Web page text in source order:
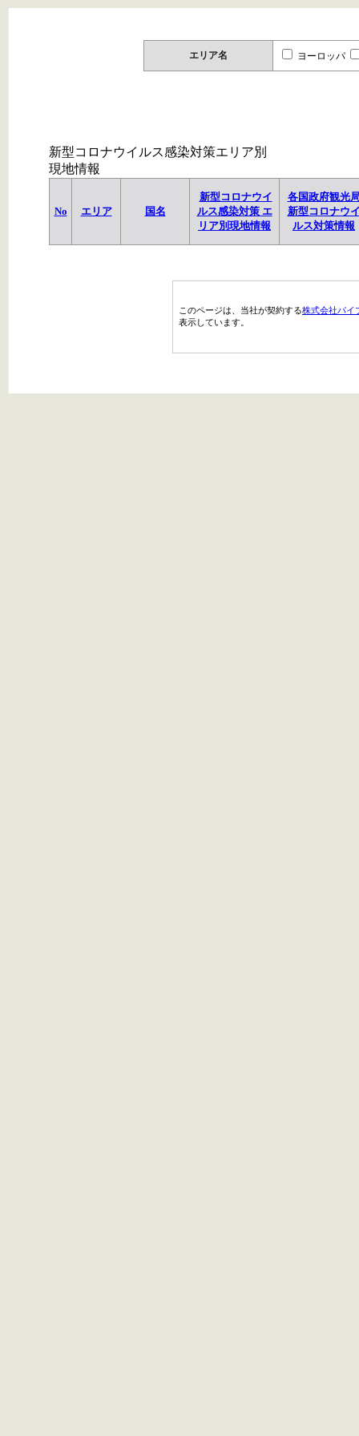
エリア名 ヨーロッパ
新型コロナウイルス感染対策エリア別
現地情報
No エリア 国名
新型コロナウイ
ルス感染対策 エ
リア別現地情報
各国政府観光
新型コロナウ
ルス対策情報
このページは、当社が契約する株式会社パイ
表示しています。